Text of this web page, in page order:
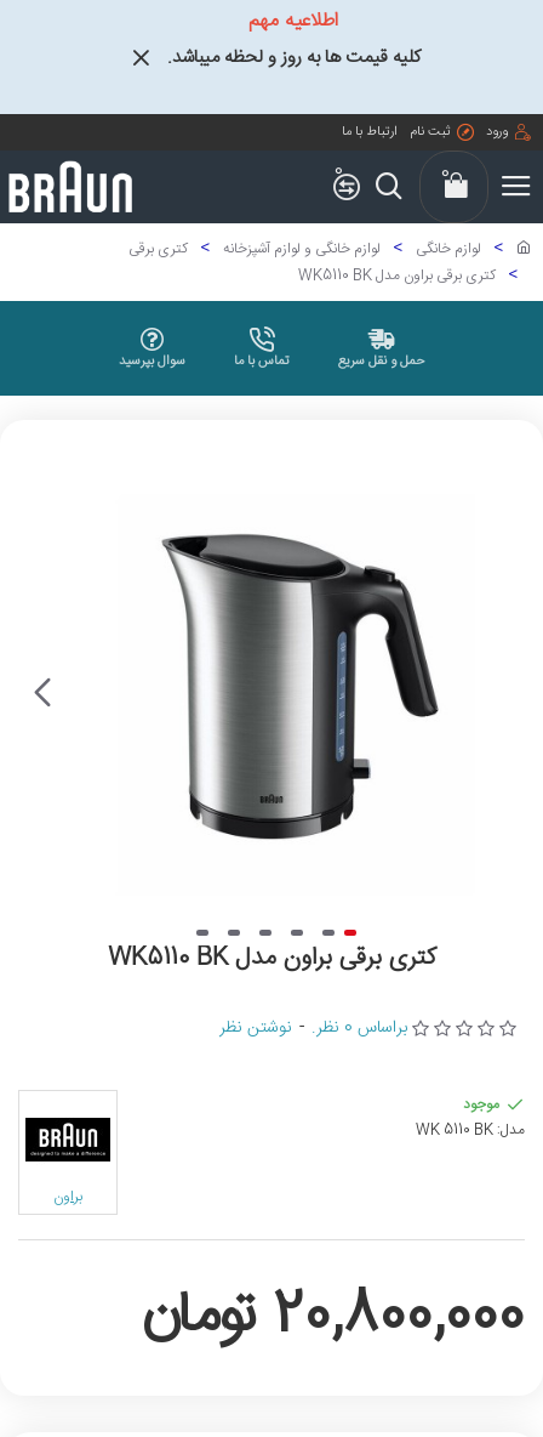
اطلاعیه مهم
کلیه قیمت ها به روز و لحظه میباشد.
ورود ثبت نام ارتباط با ما
0 0
لوازم خانگی لوازم خانگی و لوازم آشپزخانه
کتری برقی
کتری برقی براون مدل WK5110 BK
حمل و نقل سریع تماس با ما سوال بپرسید
کتری برقی براون مدل WK5110 BK
موجود
مدل:WK 5110 BK
براون
براساس 0 نظر. - نوشتن نظر
20,800,000 تومان